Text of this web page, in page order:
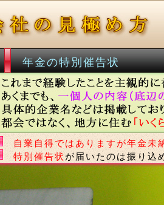
年金の特別催告状
自業自得ではありますが年金未
特別催告状 が届いたのは振り